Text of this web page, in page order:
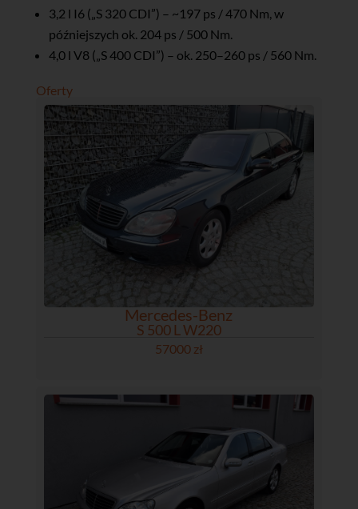
3,2 l I6 („S 320 CDI”) – ~197 ps / 470 Nm, w
późniejszych ok. 204 ps / 500 Nm.
4,0 l V8 („S 400 CDI”) – ok. 250–260 ps / 560 Nm.
Oferty
Mercedes-Benz
S 500 L W220
57000 zł